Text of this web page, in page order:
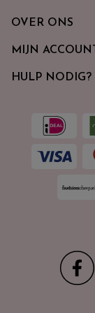
OVER ONS
MIJN ACCOUNT
HULP NODIG?